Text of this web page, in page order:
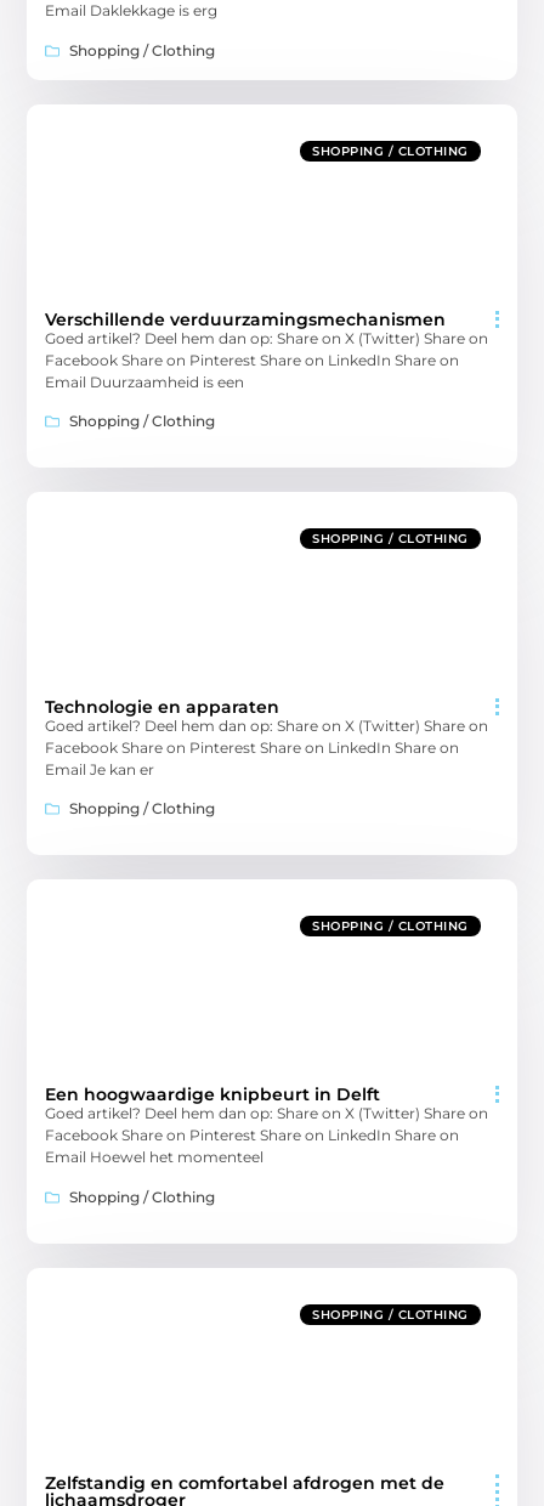
Email Daklekkage is erg
Shopping / Clothing
SHOPPING / CLOTHING
Verschillende verduurzamingsmechanismen
Goed artikel? Deel hem dan op: Share on X (Twitter) Share on
Facebook Share on Pinterest Share on LinkedIn Share on
Email Duurzaamheid is een
Shopping / Clothing
SHOPPING / CLOTHING
Technologie en apparaten
Goed artikel? Deel hem dan op: Share on X (Twitter) Share on
Facebook Share on Pinterest Share on LinkedIn Share on
Email Je kan er
Shopping / Clothing
SHOPPING / CLOTHING
Een hoogwaardige knipbeurt in Delft
Goed artikel? Deel hem dan op: Share on X (Twitter) Share on
Facebook Share on Pinterest Share on LinkedIn Share on
Email Hoewel het momenteel
Shopping / Clothing
SHOPPING / CLOTHING
Zelfstandig en comfortabel afdrogen met de
lichaamsdroger